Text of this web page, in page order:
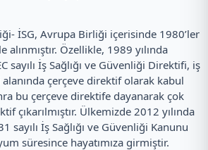
İSG, Avrupa Birliği içerisinde 1980’ler
alınmıştır. Özellikle, 1989 yılında
sayılı İş Sağlığı ve Güvenliği Direktifi, iş
alanında çerçeve direktif olarak kabul
bu çerçeve direktife dayanarak çok
çıkarılmıştır. Ülkemizde 2012 yılında
sayılı İş Sağlığı ve Güvenliği Kanunu
süresince hayatımıza girmiştir.